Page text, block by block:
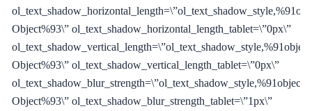
Object%93\” ol_text_shadow_horizontal_length_tablet=\”0px\”
ol_text_shadow_vertical_length=\”ol_text_shadow_style,%91object
Object%93\” ol_text_shadow_vertical_length_tablet=\”0px\”
ol_text_shadow_blur_strength=\”ol_text_shadow_style,%91object
Object%93\” ol_text_shadow_blur_strength_tablet=\”1px\”